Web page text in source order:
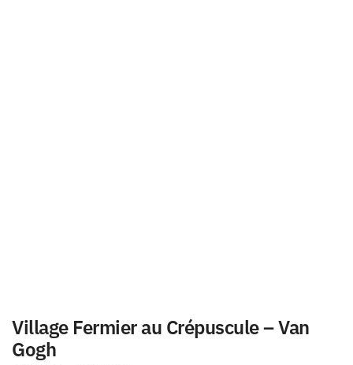
Village Fermier au Crépuscule – Van
Gogh